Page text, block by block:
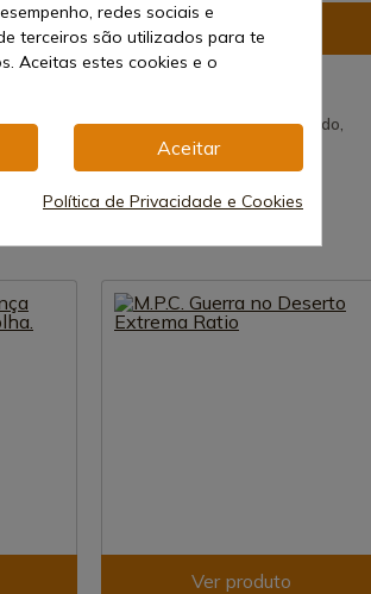
Ver produto
Spyderco canivete Reino Unido,
C94Pbk3
119,95 €
Ver produto
redes sociais e
terceiros são utilizados para te
Aceitas estes cookies e o
Aceitar
Política de Privacidade e Cookies